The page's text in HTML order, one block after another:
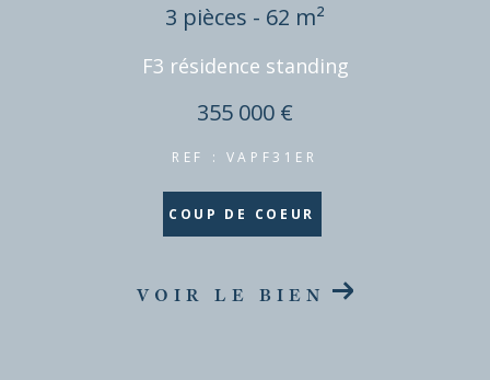
3 pièces - 62 m²
F3 résidence standing
355 000 €
REF : VAPF31ER
COUP DE COEUR
VOIR LE BIEN